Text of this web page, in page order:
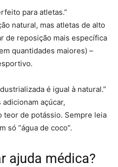
para atletas.”
natural, mas atletas de alto
de reposição mais específica
quantidades maiores) –
é igual à natural.”
adicionam açúcar,
teor de potássio. Sempre leia
só “água de coco”.
ajuda médica?